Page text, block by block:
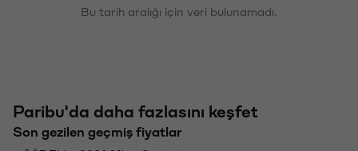
Bu tarih aralığı için veri bulunamadı.
Paribu'da daha fazlasını keşfet
Son gezilen geçmiş fiyatlar